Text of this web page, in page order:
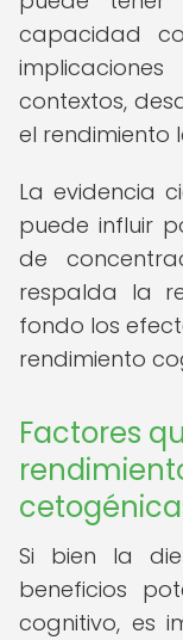
capacidad
contextos,
el rendimiento
La evidencia
puede influir
de
respalda la
fondo los
rendimiento
Factores
Si bien la
beneficios
cognitivo, es